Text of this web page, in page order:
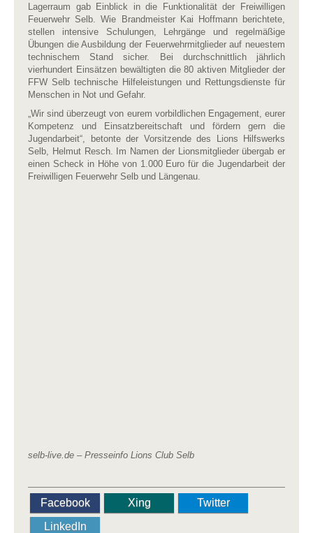
Lagerraum gab Einblick in die Funktionalität der Freiwilligen
Feuerwehr Selb. Wie Brandmeister Kai Hoffmann berichtete,
stellen intensive Schulungen, Lehrgänge und regelmäßige
Übungen die Ausbildung der Feuerwehrmitglieder auf neuestem
technischem Stand sicher. Bei durchschnittlich jährlich
vierhundert Einsätzen bewältigten die 80 aktiven Mitglieder der
FFW Selb technische Hilfeleistungen und Rettungsdienste für
Menschen in Not und Gefahr.
„Wir sind überzeugt von eurem vorbildlichen Engagement, eurer
Kompetenz und Einsatzbereitschaft und fördern gern die
Jugendarbeit“, betonte der Vorsitzende des Lions Hilfswerks
Selb, Helmut Resch. Im Namen der Lionsmitglieder übergab er
einen Scheck in Höhe von 1.000 Euro für die Jugendarbeit der
Freiwilligen Feuerwehr Selb und Längenau.
selb-live.de – Presseinfo Lions Club Selb
Facebook Xing
Twitter
LinkedIn